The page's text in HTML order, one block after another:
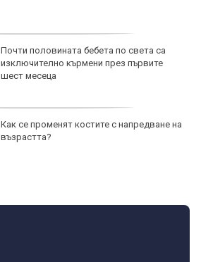
Почти половината бебета по света са
изключително кърмени през първите
шест месеца
Как се променят костите с напредване на
възрастта?